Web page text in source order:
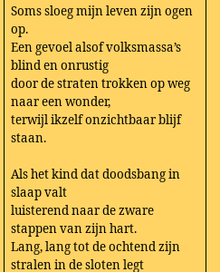
Soms sloeg mijn leven zijn ogen
op.
Een gevoel alsof volksmassa’s
blind en onrustig
door de straten trokken op weg
naar een wonder,
terwijl ikzelf onzichtbaar blijf
staan.
Als het kind dat doodsbang in
slaap valt
luisterend naar de zware
stappen van zijn hart.
Lang, lang tot de ochtend zijn
stralen in de sloten legt